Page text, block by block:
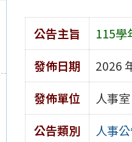
公告主旨
115學
發佈日期
2026
發佈單位
人事室
公告類別
人事